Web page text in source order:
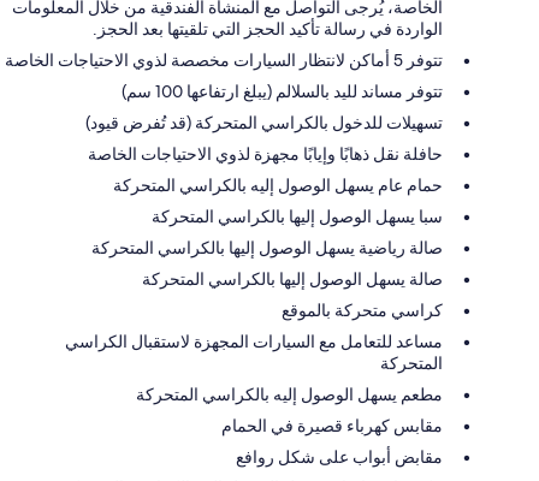
الخاصة، يُرجى التواصل مع المنشأة الفندقية من خلال المعلومات
الواردة في رسالة تأكيد الحجز التي تلقيتها بعد الحجز.
تتوفر 5 أماكن لانتظار السيارات مخصصة لذوي الاحتياجات الخاصة
تتوفر مساند لليد بالسلالم (يبلغ ارتفاعها 100 سم)
تسهيلات للدخول بالكراسي المتحركة (قد تُفرض قيود)
حافلة نقل ذهابًا وإيابًا مجهزة لذوي الاحتياجات الخاصة
حمام عام يسهل الوصول إليه بالكراسي المتحركة
سبا يسهل الوصول إليها بالكراسي المتحركة
صالة رياضية يسهل الوصول إليها بالكراسي المتحركة
صالة يسهل الوصول إليها بالكراسي المتحركة
كراسي متحركة بالموقع
مساعد للتعامل مع السيارات المجهزة لاستقبال الكراسي
المتحركة
مطعم يسهل الوصول إليه بالكراسي المتحركة
مقابس كهرباء قصيرة في الحمام
مقابض أبواب على شكل روافع